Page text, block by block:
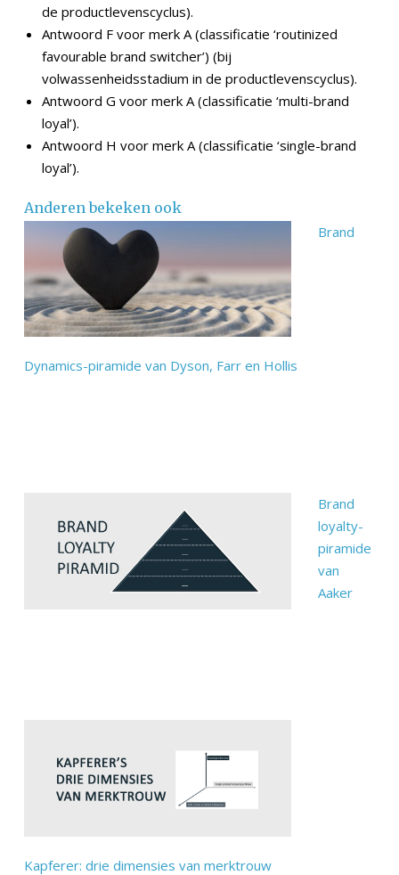
de productlevenscyclus).
Antwoord F voor merk A (classificatie ‘routinized
favourable brand switcher’) (bij
volwassenheidsstadium in de productlevenscyclus).
Antwoord G voor merk A (classificatie ‘multi-brand
loyal’).
Antwoord H voor merk A (classificatie ‘single-brand
loyal’).
Anderen bekeken ook
Brand
Dynamics-piramide van Dyson, Farr en Hollis
Brand
loyalty-
piramide
van
Aaker
Kapferer: drie dimensies van merktrouw